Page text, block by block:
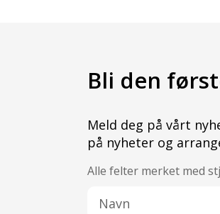
Bli den
Meld deg på vårt
på nyheter og
Alle felter merket med
Navn